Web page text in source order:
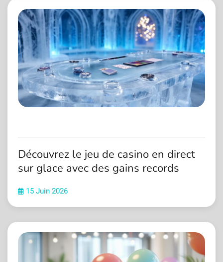
Découvrez le jeu de casino en direct
sur glace avec des gains records
15 Juin 2026